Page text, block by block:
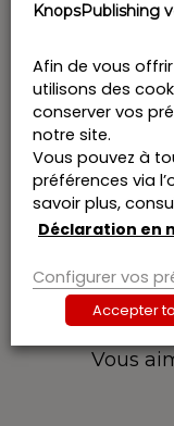
du risque dans
triennal Pierre
publications
régulièrement
juridiques. Il
de la Revue
voor
TRV). En tant
du droit des
la réforme du
Vous
KnopsPublishing
Afin de vous
utilisons des
conserver vos
notre site.
Vous pouvez à
préférences via
savoir plus,
Déclaration en
Configurer vos
Accepter